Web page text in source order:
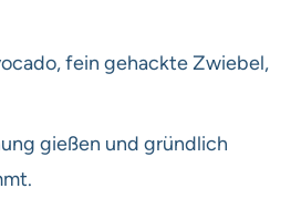
fein gehackte Zwiebel,
gießen und gründlich